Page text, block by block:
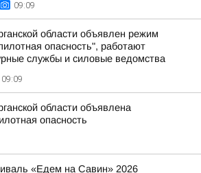
09:09
области объявлен режим
опасность", работают
службы и силовые ведомства
09:09
области объявлена
опасность
«Едем на Савин» 2026